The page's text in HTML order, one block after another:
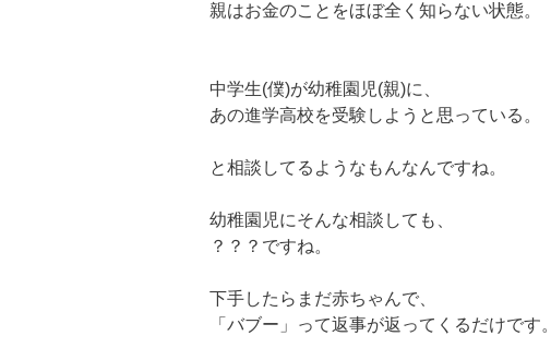
親はお金のことをほぼ全く知らない状態。
中学生(僕)が幼稚園児(親)に、
あの進学高校を受験しようと思っている。
と相談してるようなもんなんですね。
幼稚園児にそんな相談しても、
？？？ですね。
下手したらまだ赤ちゃんで、
「バブー」って返事が返ってくるだけです。